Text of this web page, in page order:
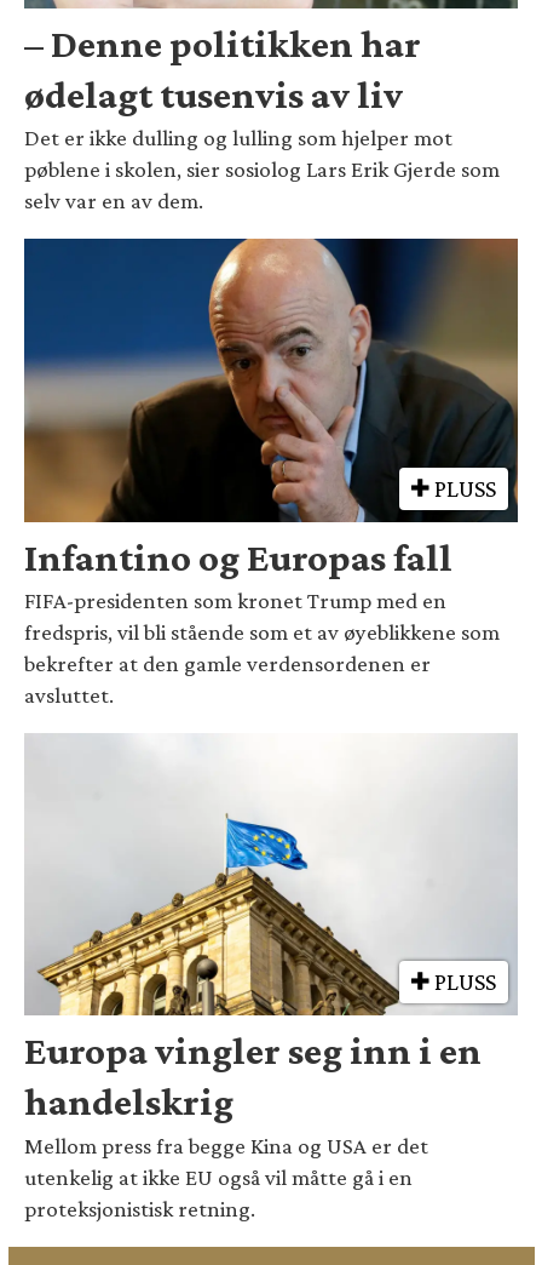
– Denne politikken har
ødelagt tusenvis av liv
Det er ikke dulling og lulling som hjelper mot
pøblene i skolen, sier sosiolog Lars Erik Gjerde som
selv var en av dem.
PLUSS
Infantino og Europas fall
FIFA-presidenten som kronet Trump med en
fredspris, vil bli stående som et av øyeblikkene som
bekrefter at den gamle verdensordenen er
avsluttet.
PLUSS
Europa vingler seg inn i en
handelskrig
Mellom press fra begge Kina og USA er det
utenkelig at ikke EU også vil måtte gå i en
proteksjonistisk retning.